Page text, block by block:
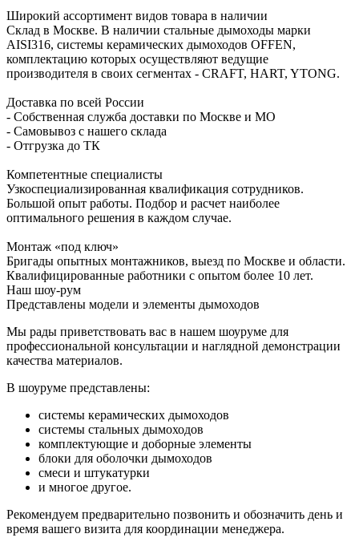
Широкий ассортимент видов товара в наличии
Склад в Москве. В наличии стальные дымоходы марки
AISI316, системы керамических дымоходов OFFEN,
комплектацию которых осуществляют ведущие
производителя в своих сегментах - CRAFT, HART, YTONG.
Доставка по всей России
- Собственная служба доставки по Москве и МО
- Самовывоз с нашего склада
- Отгрузка до ТК
Компетентные специалисты
Узкоспециализированная квалификация сотрудников.
Большой опыт работы. Подбор и расчет наиболее
оптимального решения в каждом случае.
Монтаж «под ключ»
Бригады опытных монтажников, выезд по Москве и области.
Квалифицированные работники с опытом более 10 лет.
Наш шоу-рум
Представлены модели и элементы дымоходов
Мы рады приветствовать вас в нашем шоуруме для
профессиональной консультации и наглядной демонстрации
качества материалов.
В шоуруме представлены:
системы керамических дымоходов
системы стальных дымоходов
комплектующие и доборные элементы
блоки для оболочки дымоходов
смеси и штукатурки
и многое другое.
Рекомендуем предварительно позвонить и обозначить день и
время вашего визита для координации менеджера.